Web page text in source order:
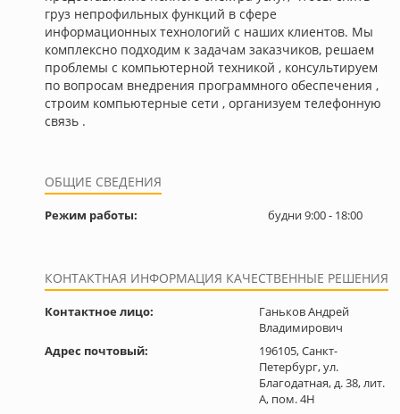
груз непрофильных функций в сфере
информационных технологий с наших клиентов. Мы
комплексно подходим к задачам заказчиков, решаем
проблемы с компьютерной техникой , консультируем
по вопросам внедрения программного обеспечения ,
строим компьютерные сети , организуем телефонную
связь .
ОБЩИЕ СВЕДЕНИЯ
Режим работы: будни 9:00 - 18:00
КОНТАКТНАЯ ИНФОРМАЦИЯ КАЧЕСТВЕННЫЕ РЕШЕНИЯ
Контактное лицо:
Ганьков Андрей
Владимирович
Адрес почтовый:
196105, Санкт-
Петербург, ул.
Благодатная, д. 38, лит.
А, пом. 4Н